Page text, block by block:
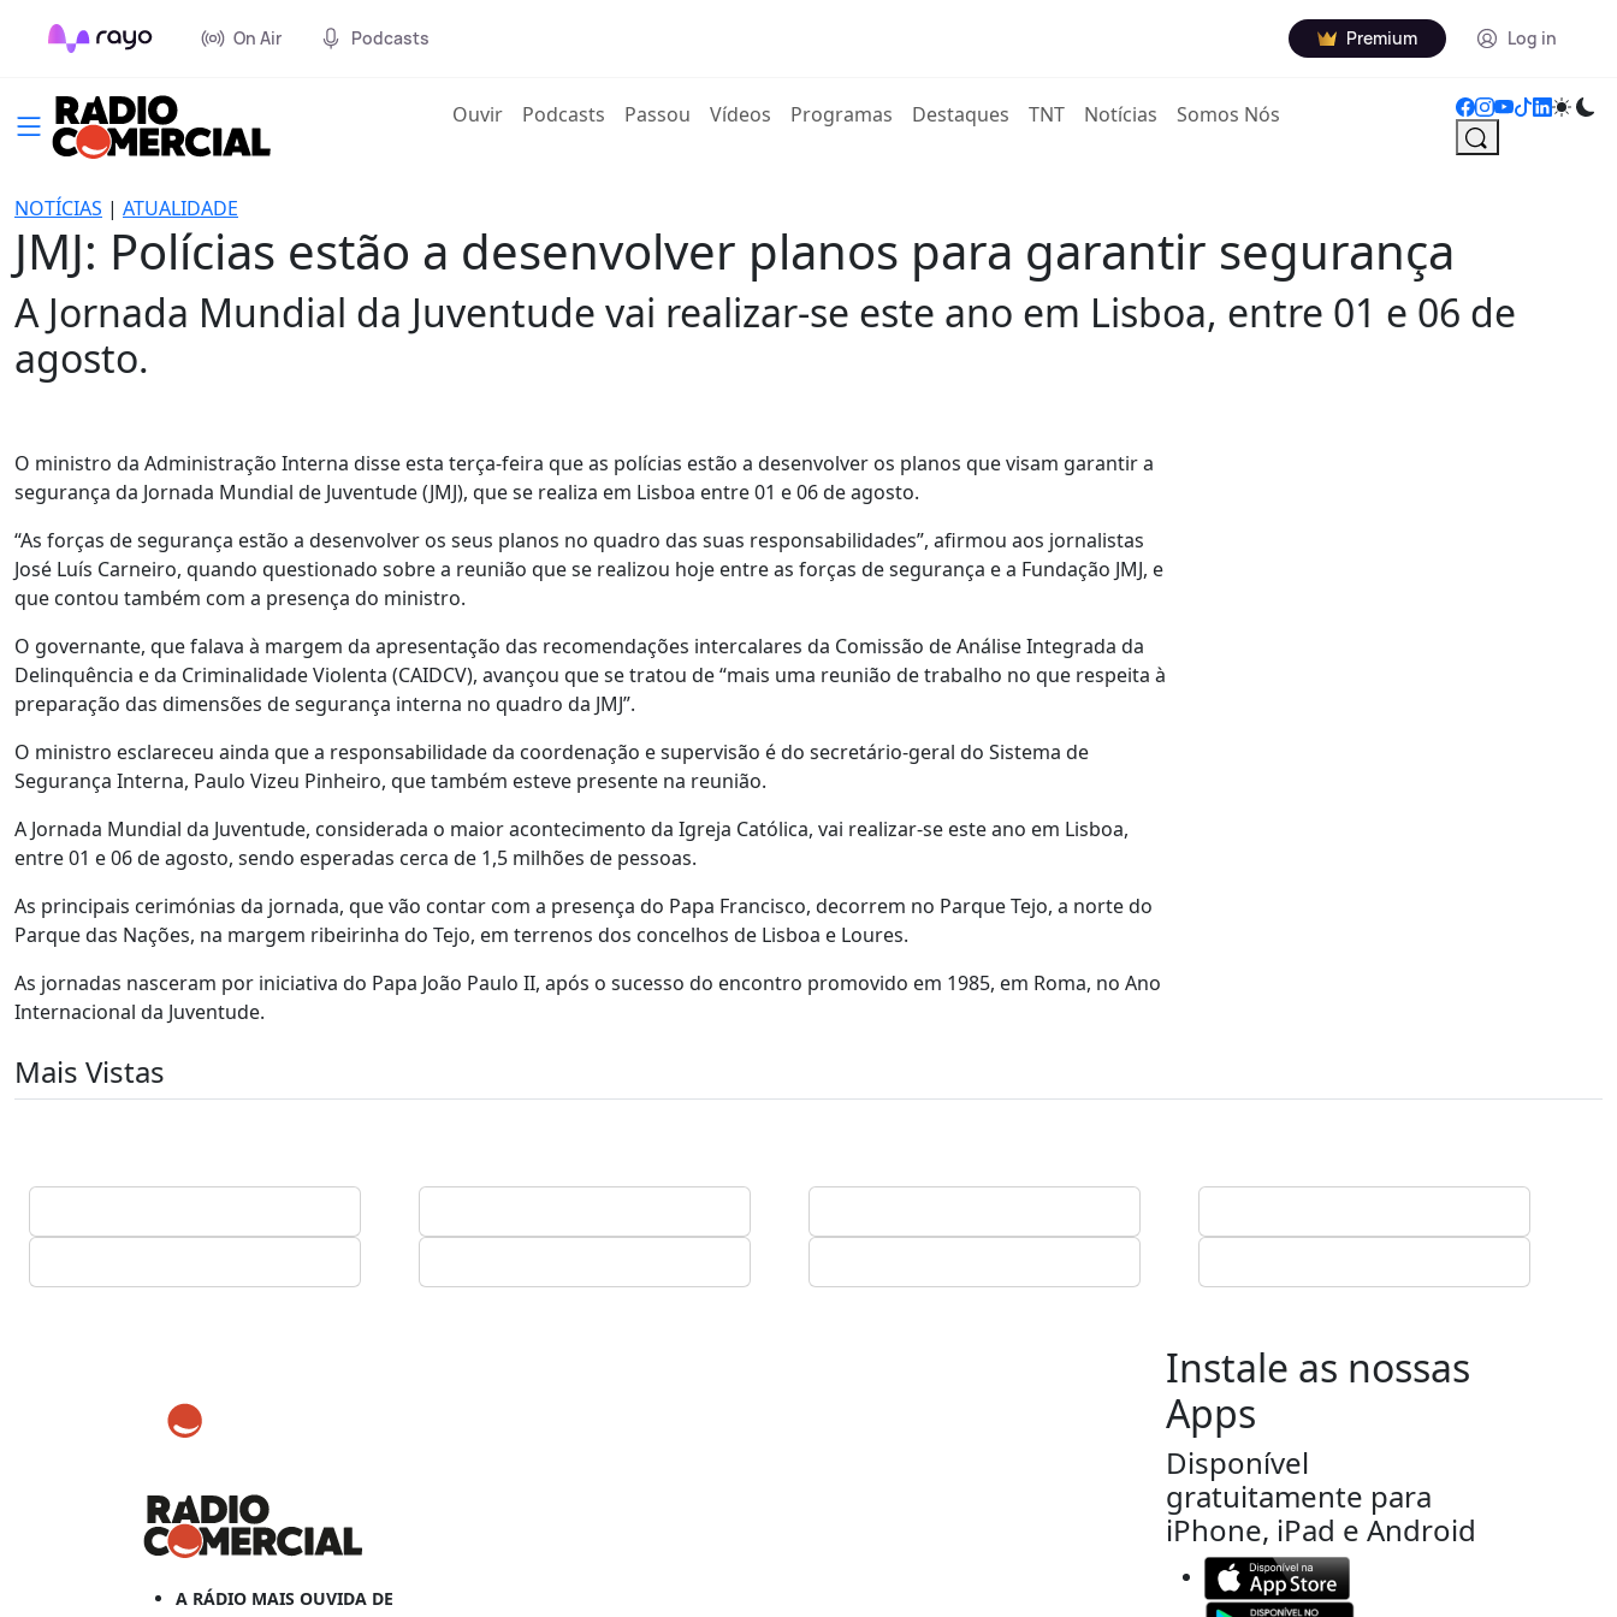
On Air Podcasts Premium Log in
Ouvir(current)
Podcasts Passou Vídeos Programas Destaques TNT Notícias Somos Nós
NOTÍCIAS | ATUALIDADE
JMJ: Polícias estão a desenvolver planos para garantir segurança
A Jornada Mundial da Juventude vai realizar-se este ano em Lisboa, entre 01 e 06 de
agosto.
O ministro da Administração Interna disse esta terça-feira que as polícias estão a desenvolver os planos que visam garantir a
segurança da Jornada Mundial de Juventude (JMJ), que se realiza em Lisboa entre 01 e 06 de agosto.
“As forças de segurança estão a desenvolver os seus planos no quadro das suas responsabilidades”, afirmou aos jornalistas
José Luís Carneiro, quando questionado sobre a reunião que se realizou hoje entre as forças de segurança e a Fundação JMJ, e
que contou também com a presença do ministro.
O governante, que falava à margem da apresentação das recomendações intercalares da Comissão de Análise Integrada da
Delinquência e da Criminalidade Violenta (CAIDCV), avançou que se tratou de “mais uma reunião de trabalho no que respeita à
preparação das dimensões de segurança interna no quadro da JMJ”.
O ministro esclareceu ainda que a responsabilidade da coordenação e supervisão é do secretário-geral do Sistema de
Segurança Interna, Paulo Vizeu Pinheiro, que também esteve presente na reunião.
A Jornada Mundial da Juventude, considerada o maior acontecimento da Igreja Católica, vai realizar-se este ano em Lisboa,
entre 01 e 06 de agosto, sendo esperadas cerca de 1,5 milhões de pessoas.
As principais cerimónias da jornada, que vão contar com a presença do Papa Francisco, decorrem no Parque Tejo, a norte do
Parque das Nações, na margem ribeirinha do Tejo, em terrenos dos concelhos de Lisboa e Loures.
As jornadas nasceram por iniciativa do Papa João Paulo II, após o sucesso do encontro promovido em 1985, em Roma, no Ano
Internacional da Juventude.
Mais Vistas
A RÁDIO MAIS OUVIDA DE
Instale as nossas
Apps
Disponível
gratuitamente para
iPhone, iPad e Android